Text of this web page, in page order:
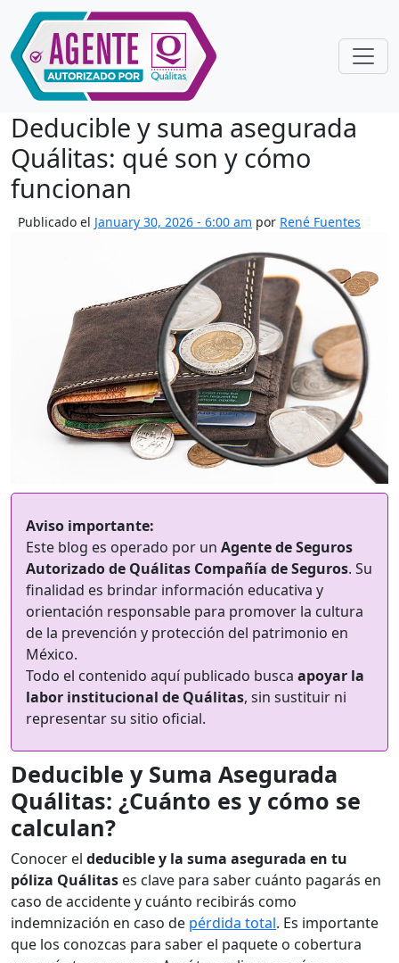
Skip to main content
Deducible y suma asegurada
Quálitas: qué son y cómo
funcionan
Publicado el January 30, 2026 - 6:00 am por René Fuentes
Aviso importante:
Este blog es operado por un Agente de Seguros
Autorizado de Quálitas Compañía de Seguros. Su
finalidad es brindar información educativa y
orientación responsable para promover la cultura
de la prevención y protección del patrimonio en
México.
Todo el contenido aquí publicado busca apoyar la
labor institucional de Quálitas, sin sustituir ni
representar su sitio oficial.
Deducible y Suma Asegurada
Quálitas: ¿Cuánto es y cómo se
calculan?
Conocer el deducible y la suma asegurada en tu
póliza Quálitas es clave para saber cuánto pagarás en
caso de accidente y cuánto recibirás como
indemnización en caso de pérdida total. Es importante
que los conozcas para saber el paquete o cobertura